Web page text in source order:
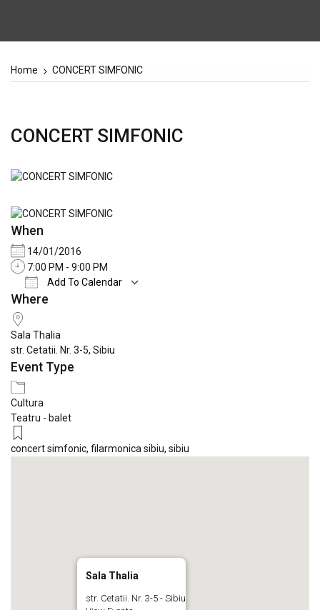
Home CONCERT SIMFONIC
CONCERT SIMFONIC
When
14/01/2016
7:00 PM - 9:00 PM
Add To Calendar
Download ICS
Where
Sala Thalia
str. Cetatii. Nr. 3-5, Sibiu
Event Type
Cultura
Teatru - balet
concert simfonic, filarmonica sibiu, sibiu
Sala Thalia
str. Cetatii. Nr. 3-5 - Sibiu